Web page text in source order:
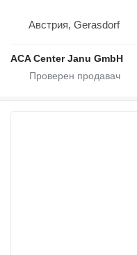
Австрия, Gerasdorf
ACA Center Janu GmbH